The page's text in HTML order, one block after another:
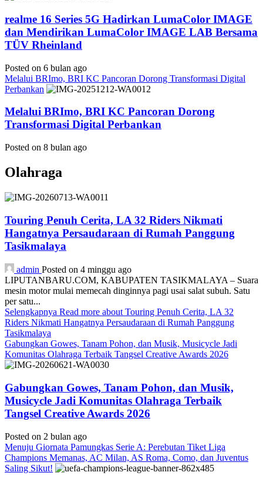
realme 16 Series 5G Hadirkan LumaColor IMAGE
dan Mendirikan LumaColor IMAGE LAB Bersama
TÜV Rheinland
Posted on 6 bulan ago
Melalui BRImo, BRI KC Pancoran Dorong Transformasi Digital
Perbankan
Melalui BRImo, BRI KC Pancoran Dorong
Transformasi Digital Perbankan
Posted on 8 bulan ago
Olahraga
Touring Penuh Cerita, LA 32 Riders Nikmati
Hangatnya Persaudaraan di Rumah Panggung
Tasikmalaya
admin Posted on 4 minggu ago
LIPUTANBARU.COM, KABUPATEN TASIKMALAYA – Suara
mesin motor mulai memecah dinginnya pagi usai salat subuh. Satu
per satu...
Selengkapnya Read more about Touring Penuh Cerita, LA 32
Riders Nikmati Hangatnya Persaudaraan di Rumah Panggung
Tasikmalaya
Gabungkan Gowes, Tanam Pohon, dan Musik, Musicycle Jadi
Komunitas Olahraga Terbaik Tangsel Creative Awards 2026
Gabungkan Gowes, Tanam Pohon, dan Musik,
Musicycle Jadi Komunitas Olahraga Terbaik
Tangsel Creative Awards 2026
Posted on 2 bulan ago
Menuju Giornata Pamungkas Serie A: Perebutan Tiket Liga
Champions Memanas, AC Milan, AS Roma, Como, dan Juventus
Saling Sikut!